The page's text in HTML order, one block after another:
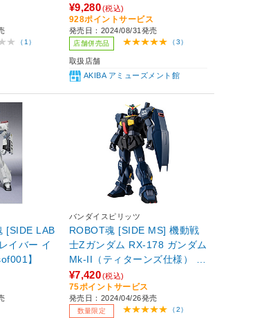
（1）
【sof001】
¥9,280(税込)
928ポイントサービス
発売日：2024/08/31発売
店舗併売品 （3）
取扱店舗
AKIBA アミューズメント館
[SIDE LAB
イバー イ
】
バンダイスピリッツ
ROBOT魂 [SIDE MS] 機動戦
士Zガンダム RX-178 ガンダム
Mk-II（ティターンズ仕様） ve
r. A.N.I.M.E. 【sof001】
¥7,420(税込)
75ポイントサービス
発売日：2024/04/26発売
数量限定 （2）